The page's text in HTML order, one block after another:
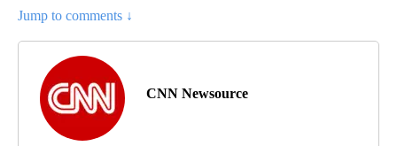
Jump to comments ↓
CNN Newsource